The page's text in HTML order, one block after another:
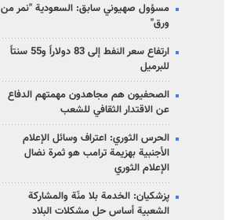
مسؤول صهيوني سابق: السعودية "نمر من
ورق"
ارتفاع سعر النفط إلى 83 دولاراً و55 سنتاً
للبرميل
الصحفيون هم مجاهدون مهمتهم الدفاع
عن الاقتدار الثقافي للشعب
الحرس الثوري: اعتراف وسائل الإعلام
الأجنبية بهزيمة ترامب هو ثمرة نضال
الإعلام الثوري
پزشکیان: الخدمة بلا منّة والمشاركة
الشعبية أساس حل مشكلات البلاد